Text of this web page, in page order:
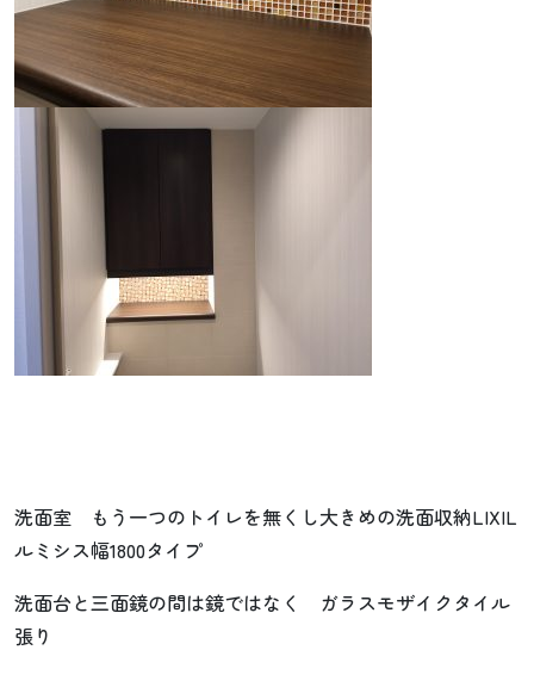
洗面室 もう一つのトイレを無くし大きめの洗面収納LIXIL
ルミシス幅1800タイプ
洗面台と三面鏡の間は鏡ではなく ガラスモザイクタイル
張り